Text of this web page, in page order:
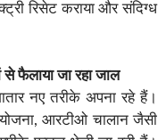
रिसेट कराया और संदिग्ध
फैलाया जा रहा जाल
नए तरीके अपना रहे हैं।
आरटीओ चालान जैसी